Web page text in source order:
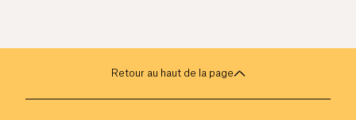
Retour au haut de la page